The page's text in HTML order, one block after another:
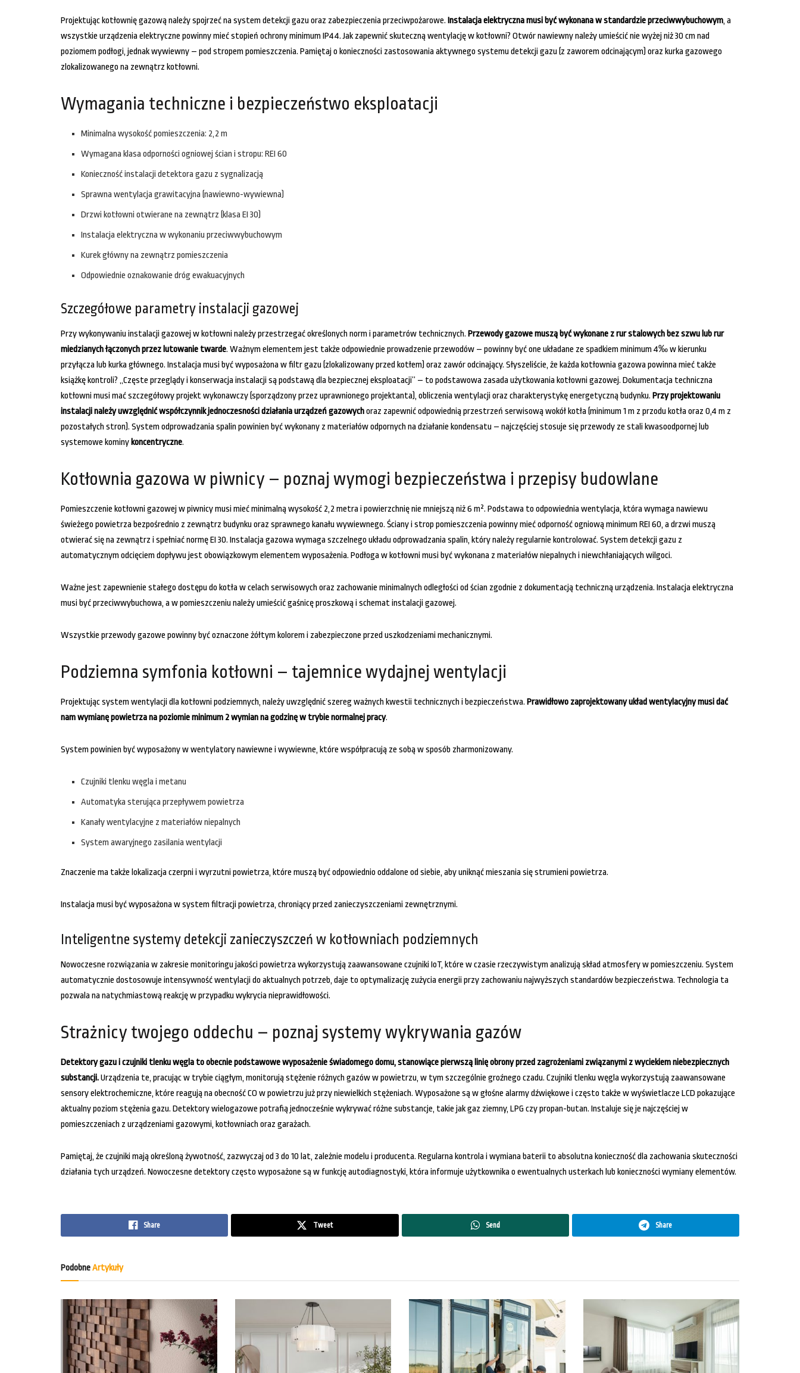
Projektując kotłownię gazową należy spojrzeć na system detekcji gazu oraz zabezpieczenia przeciwpożarowe. Instalacja elektryczna musi być wykonana w standardzie przeciwwybuchowym, a
wszystkie urządzenia elektryczne powinny mieć stopień ochrony minimum IP44. Jak zapewnić skuteczną wentylację w kotłowni? Otwór nawiewny należy umieścić nie wyżej niż 30 cm nad
poziomem podłogi, jednak wywiewny – pod stropem pomieszczenia. Pamiętaj o konieczności zastosowania aktywnego systemu detekcji gazu (z zaworem odcinającym) oraz kurka gazowego
zlokalizowanego na zewnątrz kotłowni.
Wymagania techniczne i bezpieczeństwo eksploatacji
Minimalna wysokość pomieszczenia: 2,2 m
Wymagana klasa odporności ogniowej ścian i stropu: REI 60
Konieczność instalacji detektora gazu z sygnalizacją
Sprawna wentylacja grawitacyjna (nawiewno-wywiewna)
Drzwi kotłowni otwierane na zewnątrz (klasa EI 30)
Instalacja elektryczna w wykonaniu przeciwwybuchowym
Kurek główny na zewnątrz pomieszczenia
Odpowiednie oznakowanie dróg ewakuacyjnych
Szczegółowe parametry instalacji gazowej
Przy wykonywaniu instalacji gazowej w kotłowni należy przestrzegać określonych norm i parametrów technicznych. Przewody gazowe muszą być wykonane z rur stalowych bez szwu lub rur
miedzianych łączonych przez lutowanie twarde. Ważnym elementem jest także odpowiednie prowadzenie przewodów – powinny być one układane ze spadkiem minimum 4‰ w kierunku
przyłącza lub kurka głównego. Instalacja musi być wyposażona w filtr gazu (zlokalizowany przed kotłem) oraz zawór odcinający. Słyszeliście, że każda kotłownia gazowa powinna mieć także
książkę kontroli? „Częste przeglądy i konserwacja instalacji są podstawą dla bezpiecznej eksploatacji” – to podstawowa zasada użytkowania kotłowni gazowej. Dokumentacja techniczna
kotłowni musi mać szczegółowy projekt wykonawczy (sporządzony przez uprawnionego projektanta), obliczenia wentylacji oraz charakterystykę energetyczną budynku. Przy projektowaniu
instalacji należy uwzględnić współczynnik jednoczesności działania urządzeń gazowychoraz zapewnić odpowiednią przestrzeń serwisową wokół kotła (minimum 1 m z przodu kotła oraz 0,4 m z
pozostałych stron). System odprowadzania spalin powinien być wykonany z materiałów odpornych na działanie kondensatu – najczęściej stosuje się przewody ze stali kwasoodpornej lub
systemowe kominy koncentryczne.
Kotłownia gazowa w piwnicy – poznaj wymogi bezpieczeństwa i przepisy budowlane
Pomieszczenie kotłowni gazowej w piwnicy musi mieć minimalną wysokość 2,2 metra i powierzchnię nie mniejszą niż 6 m². Podstawa to odpowiednia wentylacja, która wymaga nawiewu
świeżego powietrza bezpośrednio z zewnątrz budynku oraz sprawnego kanału wywiewnego. Ściany i strop pomieszczenia powinny mieć odporność ogniową minimum REI 60, a drzwi muszą
otwierać się na zewnątrz i spełniać normę EI 30. Instalacja gazowa wymaga szczelnego układu odprowadzania spalin, który należy regularnie kontrolować. System detekcji gazu z
automatycznym odcięciem dopływu jest obowiązkowym elementem wyposażenia. Podłoga w kotłowni musi być wykonana z materiałów niepalnych i niewchłaniających wilgoci.
Ważne jest zapewnienie stałego dostępu do kotła w celach serwisowych oraz zachowanie minimalnych odległości od ścian zgodnie z dokumentacją techniczną urządzenia. Instalacja elektryczna
musi być przeciwwybuchowa, a w pomieszczeniu należy umieścić gaśnicę proszkową i schemat instalacji gazowej.
Wszystkie przewody gazowe powinny być oznaczone żółtym kolorem i zabezpieczone przed uszkodzeniami mechanicznymi.
Podziemna symfonia kotłowni – tajemnice wydajnej wentylacji
Projektując system wentylacji dla kotłowni podziemnych, należy uwzględnić szereg ważnych kwestii technicznych i bezpieczeństwa. Prawidłowo zaprojektowany układ wentylacyjny musi dać
nam wymianę powietrza na poziomie minimum 2 wymian na godzinę w trybie normalnej pracy.
System powinien być wyposażony w wentylatory nawiewne i wywiewne, które współpracują ze sobą w sposób zharmonizowany.
Czujniki tlenku węgla i metanu
Automatyka sterująca przepływem powietrza
Kanały wentylacyjne z materiałów niepalnych
System awaryjnego zasilania wentylacji
Znaczenie ma także lokalizacja czerpni i wyrzutni powietrza, które muszą być odpowiednio oddalone od siebie, aby uniknąć mieszania się strumieni powietrza.
Instalacja musi być wyposażona w system filtracji powietrza, chroniący przed zanieczyszczeniami zewnętrznymi.
Inteligentne systemy detekcji zanieczyszczeń w kotłowniach podziemnych
Nowoczesne rozwiązania w zakresie monitoringu jakości powietrza wykorzystują zaawansowane czujniki IoT, które w czasie rzeczywistym analizują skład atmosfery w pomieszczeniu. System
automatycznie dostosowuje intensywność wentylacji do aktualnych potrzeb, daje to optymalizację zużycia energii przy zachowaniu najwyższych standardów bezpieczeństwa. Technologia ta
pozwala na natychmiastową reakcję w przypadku wykrycia nieprawidłowości.
Strażnicy twojego oddechu – poznaj systemy wykrywania gazów
Detektory gazu i czujniki tlenku węgla to obecnie podstawowe wyposażenie świadomego domu, stanowiące pierwszą linię obrony przed zagrożeniami związanymi z wyciekiem niebezpiecznych
substancji.Urządzenia te, pracując w trybie ciągłym, monitorują stężenie różnych gazów w powietrzu, w tym szczególnie groźnego czadu. Czujniki tlenku węgla wykorzystują zaawansowane
sensory elektrochemiczne, które reagują na obecność CO w powietrzu już przy niewielkich stężeniach. Wyposażone są w głośne alarmy dźwiękowe i często także w wyświetlacze LCD pokazujące
aktualny poziom stężenia gazu. Detektory wielogazowe potrafią jednocześnie wykrywać różne substancje, takie jak gaz ziemny, LPG czy propan-butan. Instaluje się je najczęściej w
pomieszczeniach z urządzeniami gazowymi, kotłowniach oraz garażach.
Pamiętaj, że czujniki mają określoną żywotność, zazwyczaj od 3 do 10 lat, zależnie modelu i producenta. Regularna kontrola i wymiana baterii to absolutna konieczność dla zachowania skuteczności
działania tych urządzeń. Nowoczesne detektory często wyposażone są w funkcję autodiagnostyki, która informuje użytkownika o ewentualnych usterkach lub konieczności wymiany elementów.
Share Tweet Send Share
PodobneArtykuły